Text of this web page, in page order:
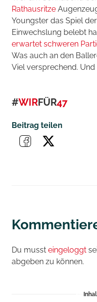
Rathausritze
Youngster das Spiel
Einwechslung belebt
erwartet schweren
Was auch an den
Viel versprechend.
#WIRFÜR47
Beitrag teilen
Du musst eingeloggt
abgeben zu können.